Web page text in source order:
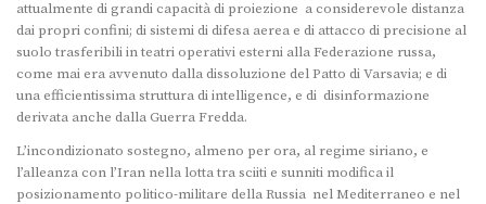
attualmente di grandi capacità di proiezione a considerevole distanza
dai propri confini; di sistemi di difesa aerea e di attacco di precisione al
suolo trasferibili in teatri operativi esterni alla Federazione russa,
come mai era avvenuto dalla dissoluzione del Patto di Varsavia; e di
una efficientissima struttura di intelligence, e di disinformazione
derivata anche dalla Guerra Fredda.
L’incondizionato sostegno, almeno per ora, al regime siriano, e
l’alleanza con l’Iran nella lotta tra sciiti e sunniti modifica il
posizionamento politico-militare della Russia nel Mediterraneo e nel